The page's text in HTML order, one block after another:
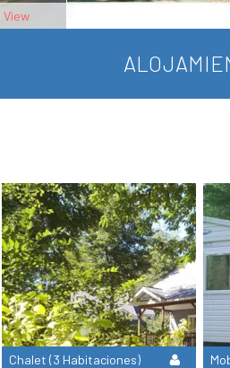
Chalet (3 Habitaciones)